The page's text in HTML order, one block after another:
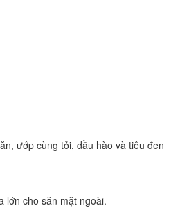
ướp cùng tỏi, dầu hào và tiêu đen
lớn cho săn mặt ngoài.